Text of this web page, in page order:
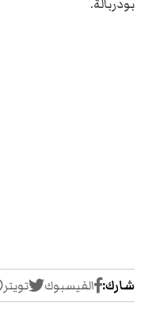
بودربالة.
شارك: الفيسبوك تويتر